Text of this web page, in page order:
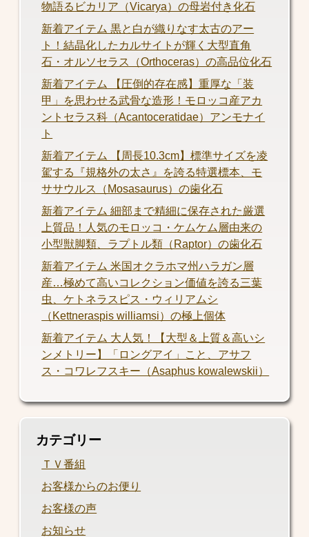
物語るビカリア（Vicarya）の母岩付き化石
新着アイテム 黒と白が織りなす太古のアー
ト！結晶化したカルサイトが輝く大型直角
石・オルソセラス（Orthoceras）の高品位化石
新着アイテム 【圧倒的存在感】重厚な「装
甲」を思わせる武骨な造形！モロッコ産アカ
ントセラス科（Acantoceratidae）アンモナイ
ト
新着アイテム 【周長10.3cm】標準サイズを凌
駕する『規格外の太さ』を誇る特選標本、モ
ササウルス（Mosasaurus）の歯化石
新着アイテム 細部まで精細に保存された厳選
上質品！人気のモロッコ・ケムケム層由来の
小型獣脚類、ラプトル類（Raptor）の歯化石
新着アイテム 米国オクラホマ州ハラガン層
産…極めて高いコレクション価値を誇る三葉
虫、ケトネラスピス・ウィリアムシ
（Kettneraspis williamsi）の極上個体
新着アイテム 大人気！【大型＆上質＆高いシ
ンメトリー】「ロングアイ」こと、アサフ
ス・コワレフスキー（Asaphus kowalewskii）
カテゴリー
ＴＶ番組
お客様からのお便り
お客様の声
お知らせ